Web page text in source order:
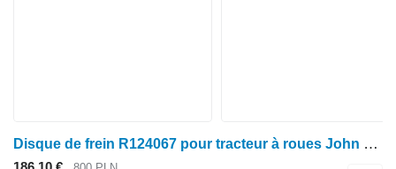
Disque de frein R124067 pour tracteur à roues John Deere 8110 8120 8210 8230 8330 8430